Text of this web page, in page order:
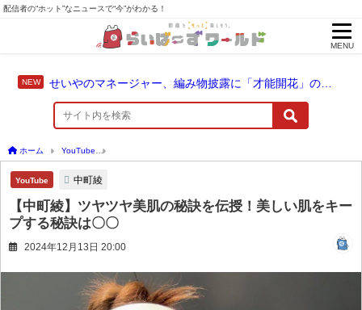
配信者の“ホット”なニュースで“今”がわかる！
MENU
せいやのマネージャー、編み物披露に「才能開花」の予感
ホーム YouTube
YouTube 中町綾
【中町綾】ツヤツヤ美肌の秘訣を伝授！美しい肌をキー
プする秘訣は〇〇
2024年12月13日 20:00